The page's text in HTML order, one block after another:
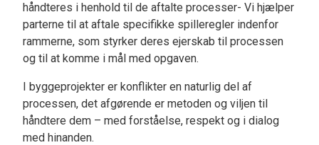
håndteres i henhold til de aftalte processer- Vi hjælper
parterne til at aftale specifikke spilleregler indenfor
rammerne, som styrker deres ejerskab til processen
og til at komme i mål med opgaven.
I byggeprojekter er konflikter en naturlig del af
processen, det afgørende er metoden og viljen til
håndtere dem – med forståelse, respekt og i dialog
med hinanden.